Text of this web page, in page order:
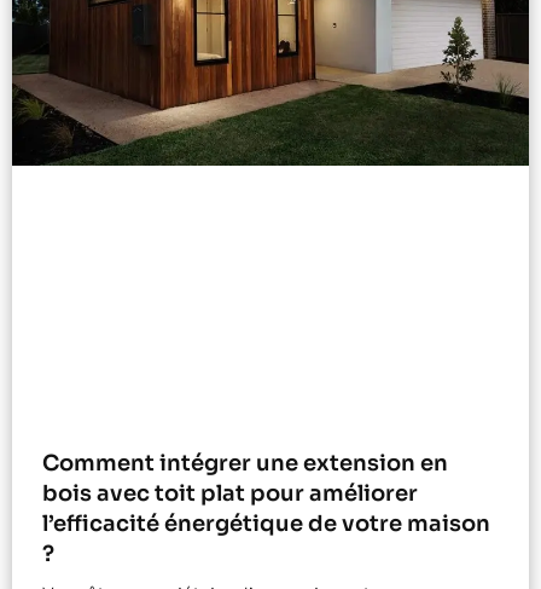
Comment intégrer une extension en
bois avec toit plat pour améliorer
l’efficacité énergétique de votre maison
?